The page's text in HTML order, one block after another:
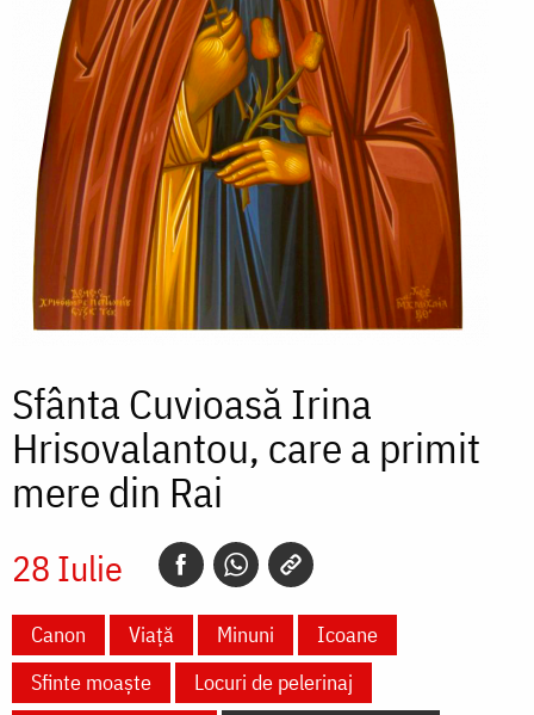
Sfânta Cuvioasă Irina
Hrisovalantou, care a primit
mere din Rai
28 Iulie
Canon Viață Minuni
Icoane
Sfinte moaște
Locuri de pelerinaj